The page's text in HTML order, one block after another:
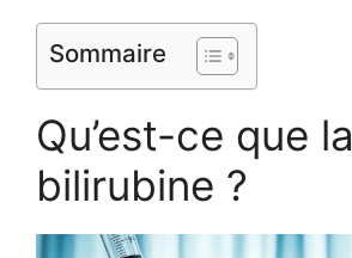
Sommaire
Qu’est-ce que la
bilirubine ?